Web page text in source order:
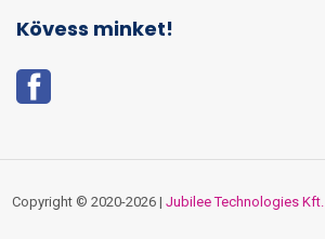
Kövess minket!
Copyright © 2020-2026 | Jubilee Technologies Kft.